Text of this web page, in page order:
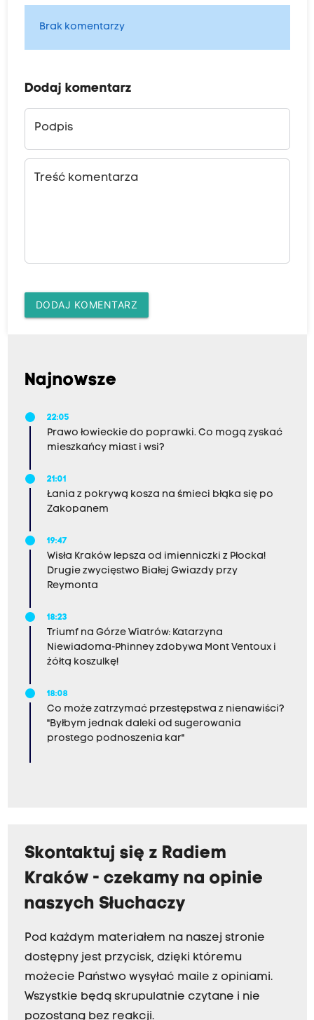
Brak komentarzy
Dodaj komentarz
Podpis
Treść komentarza
DODAJ KOMENTARZ
Najnowsze
22:05
Prawo łowieckie do poprawki. Co mogą zyskać
mieszkańcy miast i wsi?
21:01
Łania z pokrywą kosza na śmieci błąka się po
Zakopanem
19:47
Wisła Kraków lepsza od imienniczki z Płocka!
Drugie zwycięstwo Białej Gwiazdy przy
Reymonta
18:23
Triumf na Górze Wiatrów: Katarzyna
Niewiadoma-Phinney zdobywa Mont Ventoux i
żółtą koszulkę!
18:08
Co może zatrzymać przestępstwa z nienawiści?
"Byłbym jednak daleki od sugerowania
prostego podnoszenia kar"
Skontaktuj się z Radiem
Kraków - czekamy na opinie
naszych Słuchaczy
Pod każdym materiałem na naszej stronie
dostępny jest przycisk, dzięki któremu
możecie Państwo wysyłać maile z opiniami.
Wszystkie będą skrupulatnie czytane i nie
pozostaną bez reakcji.